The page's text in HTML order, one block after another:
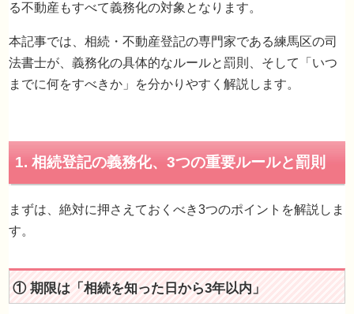
る不動産もすべて義務化の対象となります。
本記事では、相続・不動産登記の専門家である練馬区の司
法書士が、義務化の具体的なルールと罰則、そして「いつ
までに何をすべきか」を分かりやすく解説します。
1. 相続登記の義務化、3つの重要ルールと罰
まずは、絶対に押さえておくべき3つのポイントを解説しま
す。